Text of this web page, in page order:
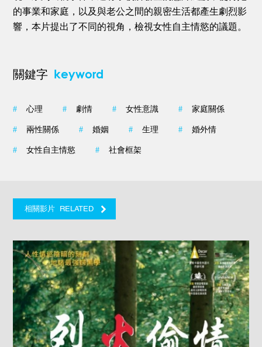
的事業和家庭，以及與老公之間的親密生活都產生劇烈影
響，本片提出了不同的視角，檢視女性自主情慾的議題。
關鍵字 keyword
# 心理 # 劇情 # 女性意識 # 家庭關係
# 兩性關係 # 婚姻 # 生理 # 婚外情
# 女性自主情慾 # 社會框架
相關影片 RELATED